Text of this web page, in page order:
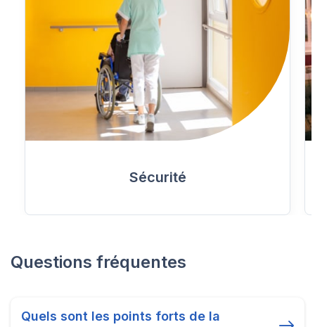
Sécurité
Questions fréquentes
Quels sont les points forts de la